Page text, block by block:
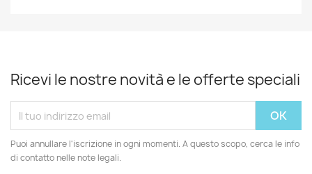
Ricevi le nostre novità e le offerte speciali
Puoi annullare l'iscrizione in ogni momenti. A questo scopo, cerca le info
di contatto nelle note legali.